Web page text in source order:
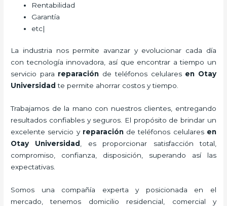
Rentabilidad
Garantía
etc|
La industria nos permite avanzar y evolucionar cada día
con tecnología innovadora, así que encontrar a tiempo un
servicio para reparación de teléfonos celulares en Otay
Universidad te permite ahorrar costos y tiempo.
Trabajamos de la mano con nuestros clientes, entregando
resultados confiables y seguros. El propósito de brindar un
excelente servicio y reparaciónde teléfonos celulares en
Otay Universidad
, es proporcionar satisfacción total,
compromiso, confianza, disposición, superando así las
expectativas.
Somos una compañía experta y posicionada en el
mercado, tenemos domicilio residencial, comercial y